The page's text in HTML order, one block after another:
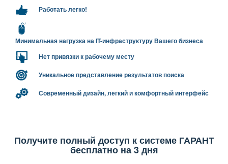
Работать легко!
Минимальная нагрузка на IT-инфраструктуру Вашего бизнеса
Нет привязки к рабочему месту
Уникальное представление результатов поиска
Современный дизайн, легкий и комфортный интерфейс
Получите полный доступ к системе ГАРАНТ
есплатно на 3 дня